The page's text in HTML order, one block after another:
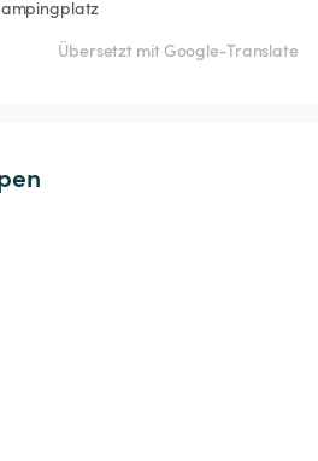
Übersetzt mit Google-Translate